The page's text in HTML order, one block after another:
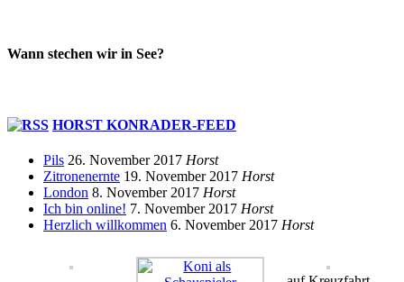
Wann stechen wir in See?
HORST KONRADER-FEED
Pils 26. November 2017 Horst
Zitronenernte 19. November 2017 Horst
London 8. November 2017 Horst
Ich bin online! 7. November 2017 Horst
Herzlich willkommen 6. November 2017 Horst